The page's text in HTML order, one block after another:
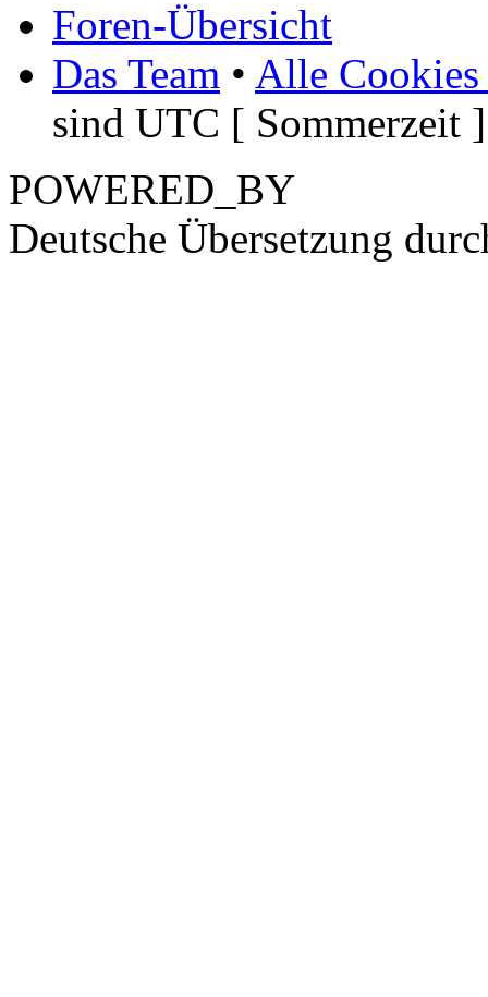
Foren-Übersicht
Das Team • Alle Cookies
sind UTC [ Sommerzeit ]
POWERED_BY
Deutsche Übersetzung